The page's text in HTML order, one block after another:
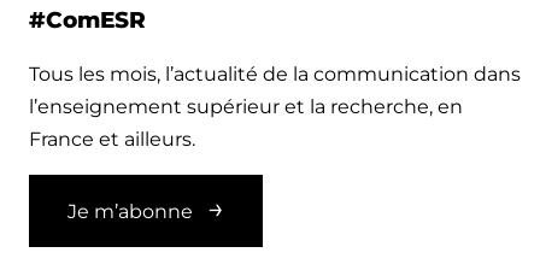
#ComESR
Tous les mois, l’actualité de la communication dans
l’enseignement supérieur et la recherche, en
France et ailleurs.
Je m’abonne